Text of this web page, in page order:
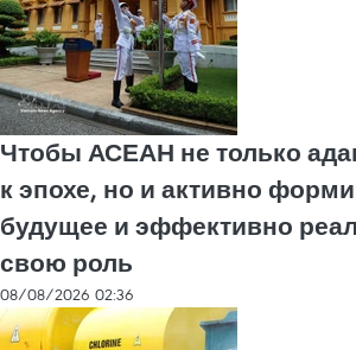
Чтобы АСЕАН не только
к эпохе, но и активно
будущее и эффективно
свою роль
08/08/2026 02:36